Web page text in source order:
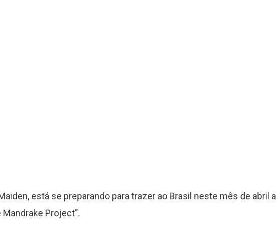
está se preparando para trazer ao Brasil neste mês de abril a
Project”.